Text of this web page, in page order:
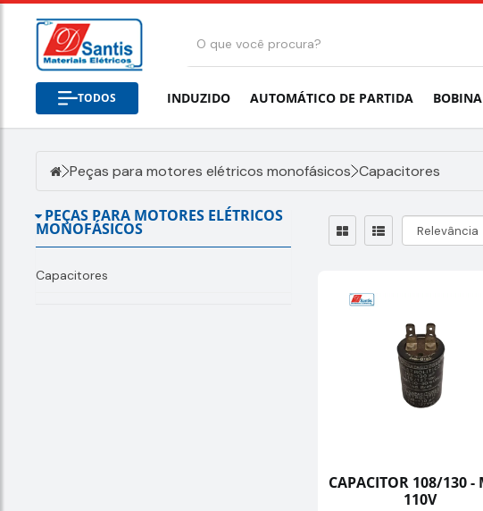
TODOS INDUZIDO AUTOMÁTICO DE PARTIDA
Peças para motores elétricos monofásicos Capacitores
PEÇAS PARA MOTORES ELÉTRICOS
MONOFÁSICOS
Capacitores
CAPACITOR 108/130 -
110V